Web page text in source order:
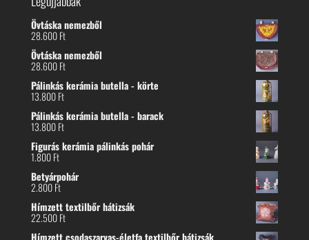
Övtáska nemezből
28.600Ft
Övtáska nemezből
28.600Ft
Pálinkás kerámia butella - körte
13.800Ft
Pálinkás kerámia butella - barack
13.800Ft
Figurás kerámia pálinkás pohár
1.800Ft
Betyárpohár
2.800Ft
Hímzett textilbőr hátizsák
22.500Ft
Hímzett csodaszarvas-életfa textilbőr hátizsák